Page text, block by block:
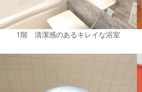
1階 清潔感のあるキレイな浴室